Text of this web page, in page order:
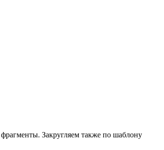
Закругляем также по шаблону